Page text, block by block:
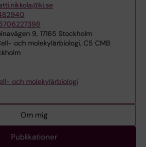
9, 17165 Stockholm
och molekylärbiologi, C5 CMB
och molekylärbiologi
Om mig
Publikationer